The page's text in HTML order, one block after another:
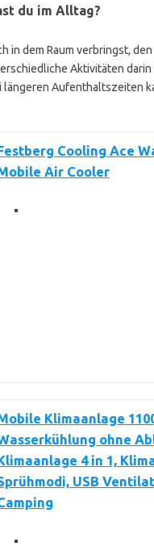
du im Alltag?
in dem Raum verbringst,
Aktivitäten
längeren Aufenthaltszeiten
Cooling Ace
Air Cooler
Klimaanlage
ohne
4 in 1,
USB